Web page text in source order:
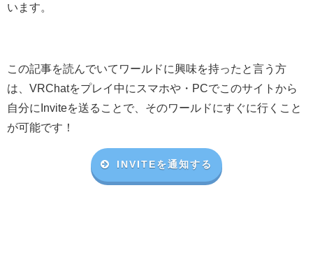
います。
この記事を読んでいてワールドに興味を持ったと言う方
は、VRChatをプレイ中にスマホや・ PCでこのサイトから
自分に Inviteを送ることで、そのワールドにすぐに行くこと
が可能です！
INVITEを通知する